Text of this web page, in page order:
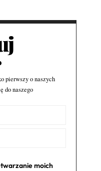
pierwszy o naszych
do naszego
moich